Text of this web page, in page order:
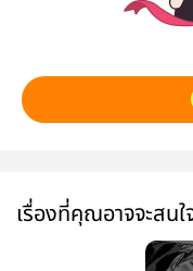
เรื่องที่คุณอาจจะสนใ